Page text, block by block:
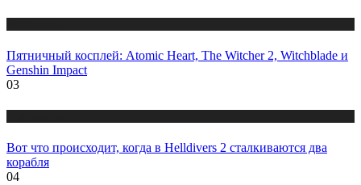
Пятничный косплей: Atomic Heart, The Witcher 2, Witchblade и
Genshin Impact
03
Вот что происходит, когда в Helldivers 2 сталкиваются два
корабля
04